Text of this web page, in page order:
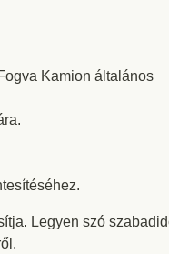
Kamion általános
Legyen szó